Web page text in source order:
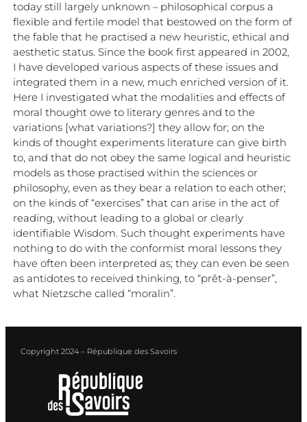
today still largely unknown – philosophical corpus a
flexible and fertile model that bestowed on the form of
the fable that he practised a new heuristic, ethical and
aesthetic status. Since the book first appeared in 2002,
I have developed various aspects of these issues and
integrated them in a new, much enriched version of it.
Here I investigated what the modalities and effects of
moral thought owe to literary genres and to the
variations [what variations?] they allow for; on the
kinds of thought experiments literature can give birth
to, and that do not obey the same logical and heuristic
models as those practised within the sciences or
philosophy, even as they bear a relation to each other;
on the kinds of “exercises” that can arise in the act of
reading, without leading to a global or clearly
identifiable Wisdom. Such thought experiments have
nothing to do with the conformist moral lessons they
have often been interpreted as; they can even be seen
as antidotes to received thinking, to “prêt-à-penser”,
what Nietzsche called “moralin”.
Copyright 2024 – République des Savoirs